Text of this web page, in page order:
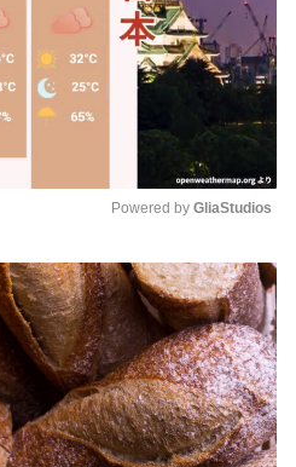
u
t
e
Powered by GliaStudios